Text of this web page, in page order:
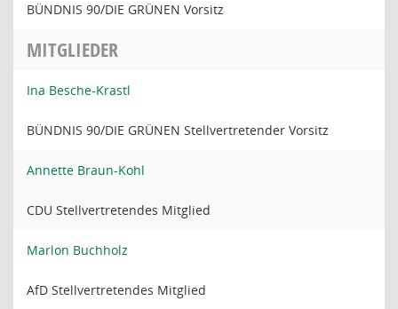
BÜNDNIS 90/DIE GRÜNEN Vorsitz
MITGLIEDER
Ina Besche-Krastl
BÜNDNIS 90/DIE GRÜNEN Stellvertretender Vorsitz
Annette Braun-Kohl
CDU Stellvertretendes Mitglied
Marlon Buchholz
AfD Stellvertretendes Mitglied